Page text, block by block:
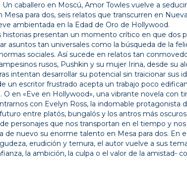
caballero en Moscú, Amor Towles vuelve a
para dos, seis relatos que transcurren en
ambientada en la Edad de Oro de Hollywood.
presentan un momento crítico en que dos
asuntos tan universales como la búsqueda de la
sociales. Así sucede en relatos tan
rusos, Pushkin y su mujer Irina, desde su
intentan desarrollar su potencial sin traicionar sus
un escritor frustrado acepta un trabajo poco
en «Eve en Hollywood», una vibrante novela con
con Evelyn Ross, la indomable protagonista
entre platós, bungalós y los antros más
personajes que nos transportan en el tiempo y
de nuevo su enorme talento en Mesa para dos. En
erudición y ternura, el autor vuelve a sus
la ambición, la culpa o el valor de la amistad-